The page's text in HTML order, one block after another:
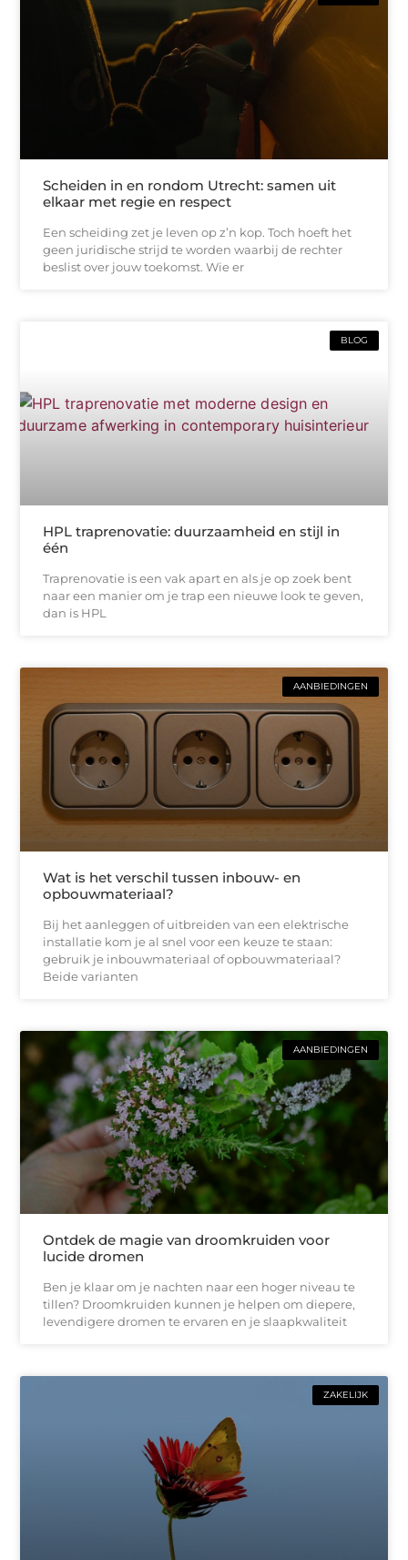
Scheiden in en rondom Utrecht: samen uit
elkaar met regie en respect
Een scheiding zet je leven op z’n kop. Toch hoeft het
geen juridische strijd te worden waarbij de rechter
beslist over jouw toekomst. Wie er
BLOG
HPL traprenovatie: duurzaamheid en stijl in
één
Traprenovatie is een vak apart en als je op zoek bent
naar een manier om je trap een nieuwe look te geven,
dan is HPL
AANBIEDINGEN
Wat is het verschil tussen inbouw- en
opbouwmateriaal?
Bij het aanleggen of uitbreiden van een elektrische
installatie kom je al snel voor een keuze te staan:
gebruik je inbouwmateriaal of opbouwmateriaal?
Beide varianten
AANBIEDINGEN
Ontdek de magie van droomkruiden voor
lucide dromen
Ben je klaar om je nachten naar een hoger niveau te
tillen? Droomkruiden kunnen je helpen om diepere,
levendigere dromen te ervaren en je slaapkwaliteit
ZAKELIJK